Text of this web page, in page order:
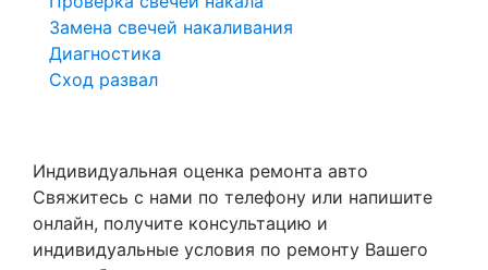
Замена свечей накаливания
Диагностика
Сход развал
Индивидуальная оценка ремонта авто
Свяжитесь с нами по телефону или напишите
онлайн, получите консультацию и
индивидуальные условия по ремонту Вашего